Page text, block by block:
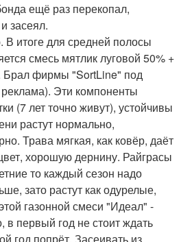
ещё раз перекопал,
засеял.
итоге для средней полосы
смесь мятлик луговой 50% +
Брал фирмы "SortLine" под
Эти компоненты
(7 лет точно живут), устойчивы
растут нормально,
Трава мягкая, как ковёр, даёт
хорошую дернину. Райграсы
то каждый сезон надо
зато растут как одурелые,
газонной смеси "Идеал" -
в первый год не стоит ждать